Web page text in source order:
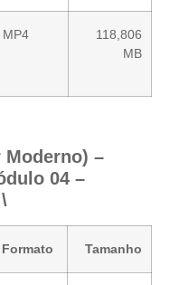
MP4
118,806
MB
–
04 –
Formato Tamanho